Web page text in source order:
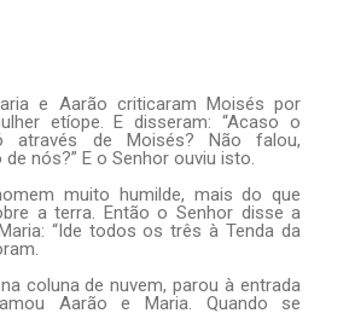
e Aarão criticaram Moisés por
etíope. E disseram: “Acaso o
através de Moisés? Não falou,
nós?” E o Senhor ouviu isto.
muito humilde, mais do que
a terra. Então o Senhor disse a
“Ide todos os três à Tenda da
coluna de nuvem, parou à entrada
Aarão e Maria. Quando se